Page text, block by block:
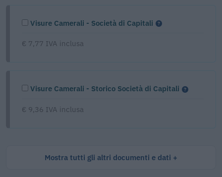
Visure Camerali - Società di Capitali
€ 7,77 IVA inclusa
Visure Camerali - Storico Società di Capitali
€ 9,36 IVA inclusa
Mostra tutti gli altri documenti e dati